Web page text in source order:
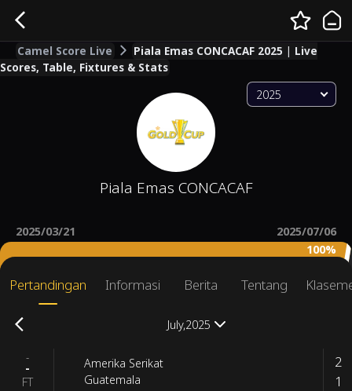
Camel Score Live
Piala Emas CONCACAF 2025 | Live
Scores, Table, Fixtures & Stats
2025
Piala Emas CONCACAF
2025/03/21
2025/07/06
100%
Pertandingan Informasi Berita Tentang
July,2025
-
-
FT
Amerika Serikat
Guatemala
2
1